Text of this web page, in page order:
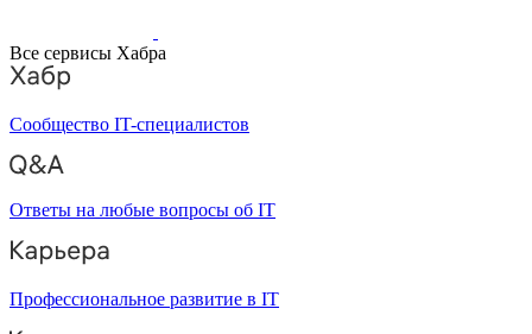
Все сервисы Хабра
Сообщество IT-специалистов
Ответы на любые вопросы об IT
Профессиональное развитие в IT